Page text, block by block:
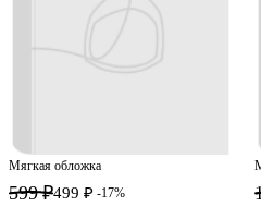
Мягкая обложка
599 ₽499 ₽ -17%